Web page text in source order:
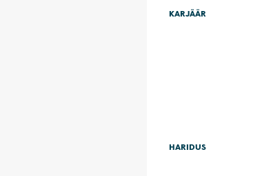
KARJÄÄR
HARIDUS